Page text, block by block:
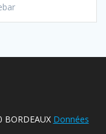
BORDEAUX Données